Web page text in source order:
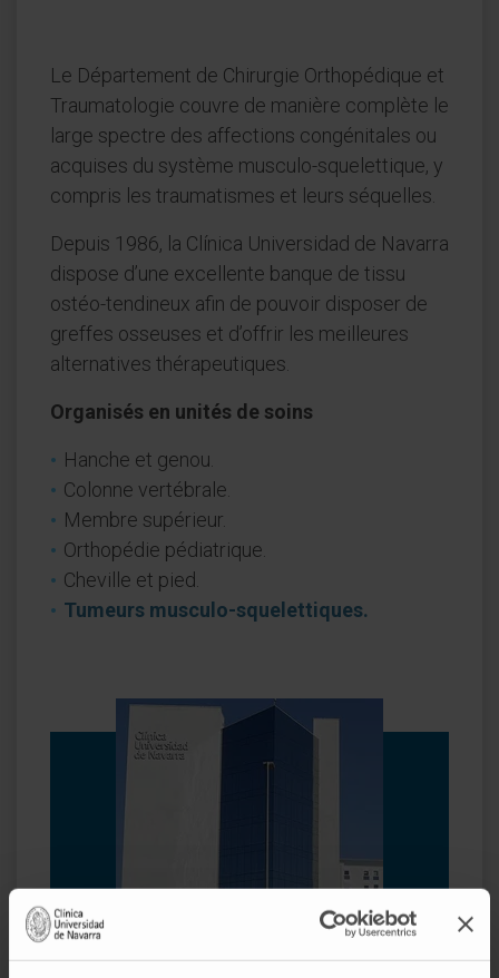
Le Département de Chirurgie Orthopédique et
Traumatologie couvre de manière complète le
large spectre des affections congénitales ou
acquises du système musculo-squelettique, y
compris les traumatismes et leurs séquelles.
Depuis 1986, la Clínica Universidad de Navarra
dispose d’une excellente banque de tissu
ostéo-tendineux afin de pouvoir disposer de
greffes osseuses et d’offrir les meilleures
alternatives thérapeutiques.
Organisés en unités de soins
Hanche et genou.
Colonne vertébrale.
Membre supérieur.
Orthopédie pédiatrique.
Cheville et pied.
Tumeurs musculo-squelettiques.